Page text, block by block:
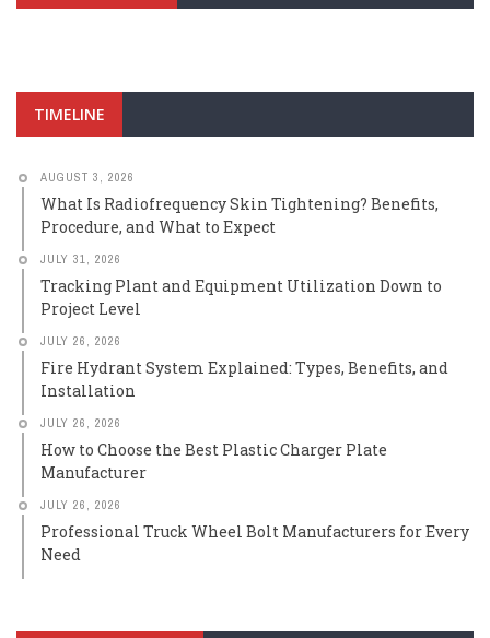
TIMELINE
AUGUST 3, 2026
What Is Radiofrequency Skin Tightening? Benefits,
Procedure, and What to Expect
JULY 31, 2026
Tracking Plant and Equipment Utilization Down to
Project Level
JULY 26, 2026
Fire Hydrant System Explained: Types, Benefits, and
Installation
JULY 26, 2026
How to Choose the Best Plastic Charger Plate
Manufacturer
JULY 26, 2026
Professional Truck Wheel Bolt Manufacturers for Every
Need